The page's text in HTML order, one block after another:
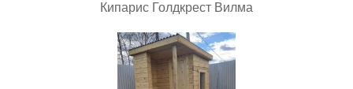
Кипарис Голдкрест Вилма